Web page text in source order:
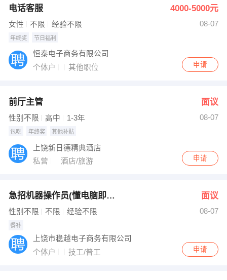
电话客服 4000-5000元
女性 不限 经验不限 08-07
年终奖 节日福利
恒泰电子商务有限公司
个体户
其他职位 申请
前厅主管 面议
性别不限 高中 1-3年 08-07
包吃 年终奖 其他补贴
上饶新日德精典酒店
私营
酒店/旅游 申请
急招机器操作员(懂电脑即可） 面议
性别不限 不限 经验不限 08-07
餐补
上饶市稳越电子商务有限公司
个体户
技工/普工 申请